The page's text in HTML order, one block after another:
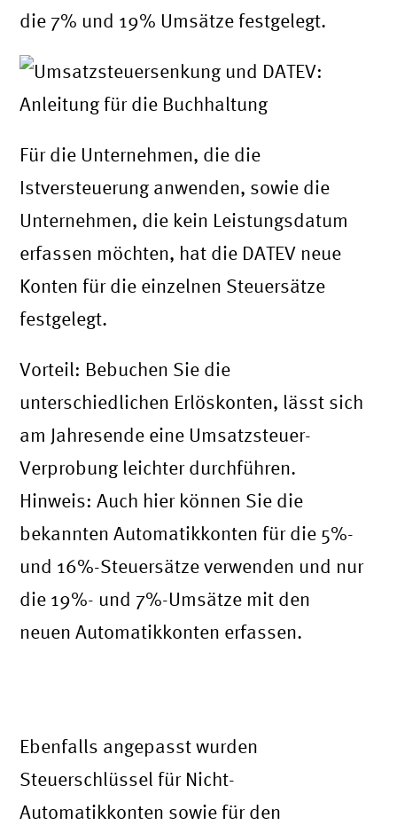
die 7% und 19% Umsätze festgelegt.
Für die Unternehmen, die die
Istversteuerung anwenden, sowie die
Unternehmen, die kein Leistungsdatum
erfassen möchten, hat die DATEV neue
Konten für die einzelnen Steuersätze
festgelegt.
Vorteil: Bebuchen Sie die
unterschiedlichen Erlöskonten, lässt sich
am Jahresende eine Umsatzsteuer-
Verprobung leichter durchführen.
Hinweis: Auch hier können Sie die
bekannten Automatikkonten für die 5%-
und 16%-Steuersätze verwenden und nur
die 19%- und 7%-Umsätze mit den
neuen Automatikkonten erfassen.
Ebenfalls angepasst wurden
Steuerschlüssel für Nicht-
Automatikkonten sowie für den